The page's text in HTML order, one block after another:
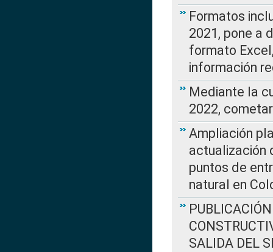
Formatos
2021, pone a
formato
información
Mediante la
2022,
Ampliación
actualización
puntos de
natural en
SALIDA DEL